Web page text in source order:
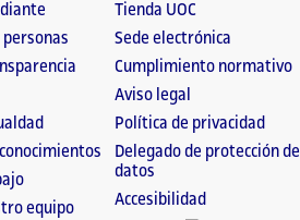
equipo
Tienda UOC
Sede electrónica
Cumplimiento normativo
Aviso legal
Política de privacidad
Delegado de protección de
datos
Accesibilidad